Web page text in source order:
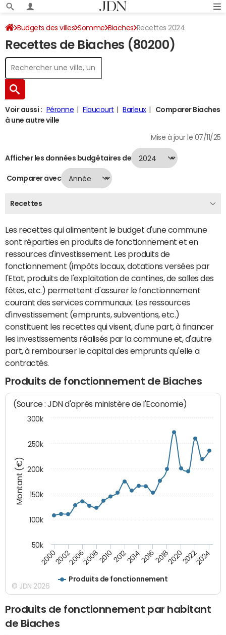
Budgets des villes Somme Biaches Recettes 2024
Recettes de Biaches (80200)
Voir aussi : Péronne Flaucourt Barleux
Comparer Biaches
à une autre ville
Mise à jour le 07/11/25
Afficher les données budgétaires de
Comparer avec
Recettes
Les recettes qui alimentent le budget d'une commune
sont réparties en produits de fonctionnement et en
ressources d'investissement. Les produits de
fonctionnement (impôts locaux, dotations versées par
l'Etat, produits de l'exploitation de cantines, de salles des
fêtes, etc.) permettent d'assurer le fonctionnement
courant des services communaux. Les ressources
d'investissement (emprunts, subventions, etc.)
constituent les recettes qui visent, d'une part, à financer
les investissements réalisés par la commune et, d'autre
part, à rembourser le capital des emprunts qu'elle a
contractés.
Produits de fonctionnement de Biaches
Montant (€)
(Source : JDN d'après ministère de l'Economie)
Produits de fonctionnement
200020022006200820102012201420162018202020222024
50k
100k
150k
200k
250k
300k
© JDN 2026
Produits de fonctionnement par habitant
de Biaches